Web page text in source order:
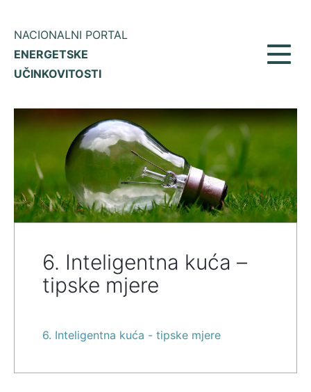
NACIONALNI PORTAL
ENERGETSKE
UČINKOVITOSTI
6. Inteligentna kuća –
tipske mjere
6. Inteligentna kuća - tipske mjere